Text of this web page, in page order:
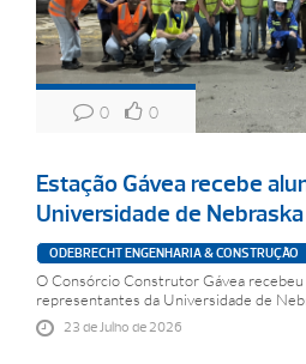
0 0
Estação Gávea recebe
Universidade de
ODEBRECHT ENGENHARIA & CONSTRUÇÃO
O Consórcio Construtor Gávea
representantes da Universidade de
23 de Julho de 2026